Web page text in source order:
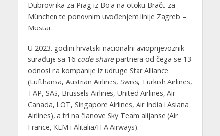
Dubrovnika za Prag iz Bola na otoku Braču za
München te ponovnim uvođenjem linije Zagreb –
Mostar.
U 2023. godini hrvatski nacionalni avioprijevoznik
surađuje sa 16 code sharepartnera od čega se 13
odnosi na kompanije iz udruge Star Alliance
(Lufthansa, Austrian Airlines, Swiss, Turkish Airlines,
TAP, SAS, Brussels Airlines, United Airlines, Air
Canada, LOT, Singapore Airlines, Air India i Asiana
Airlines), a tri na članove Sky Team alijanse (Air
France, KLM i Alitalia/ITA Airways).